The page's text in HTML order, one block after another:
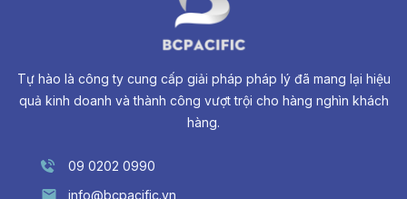
Tự hào là công ty cung cấp giải pháp pháp lý đã mang lại hiệu
quả kinh doanh và thành công vượt trội cho hàng nghìn khách
hàng.
09 0202 0990
info@bcpacific.vn